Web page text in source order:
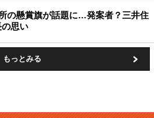
の懸賞旗が話題に…発案者？三井住
思い
もっとみる